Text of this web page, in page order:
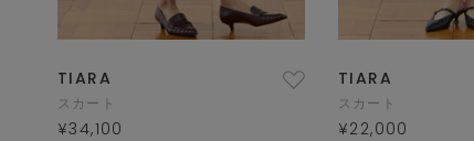
TIARA
スカート
¥34,100
TIARA
スカート
¥22,000